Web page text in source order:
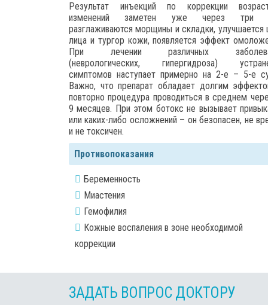
Результат инъекций по коррекции
изменений заметен уже через три
разглаживаются морщины и складки, улучшается
лица и тургор кожи, появляется эффект
При лечении различных
(неврологических, гипергидроза)
симптомов наступает примерно на 2-е – 5-е
Важно, что препарат обладает долгим
повторно процедура проводиться в среднем
9 месяцев. При этом ботокс не вызывает
или каких-либо осложнений – он безопасен, не
и не токсичен.
Противопоказания
Беременность
Миастения
Гемофилия
Кожные воспаления в зоне необходимой
коррекции
ЗАДАТЬ ВОПРОС ДОКТОРУ